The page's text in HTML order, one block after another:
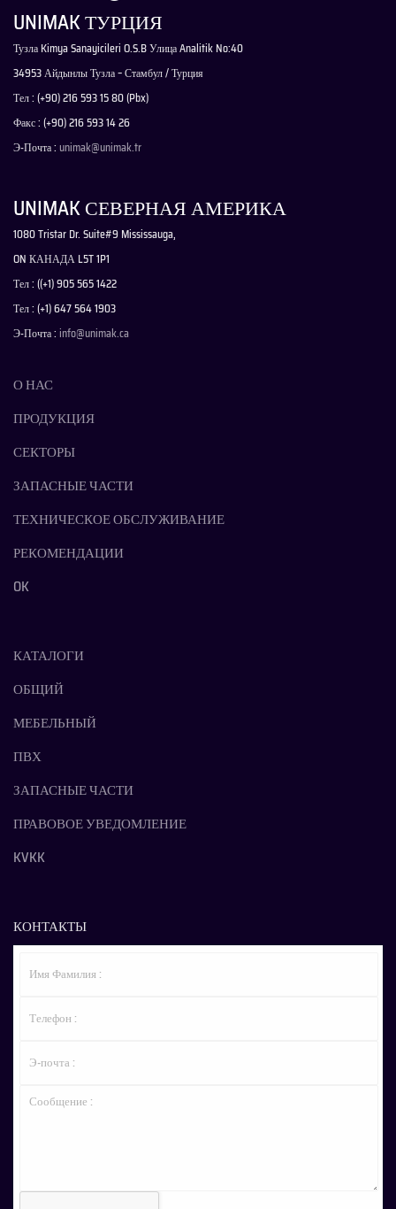
UNIMAK ТУРЦИЯ
Тузла Kimya Sanayicileri O.S.B Улица Analitik No:40
34953 Айдынлы Тузла – Стамбул / Турция
Тел : (+90) 216 593 15 80 (Pbx)
Факс : (+90) 216 593 14 26
Э-Почта : unimak@unimak.tr
UNIMAK СЕВЕРНАЯ АМЕРИКА
1080 Tristar Dr. Suite#9 Mississauga,
ON КАНАДА L5T 1P1
Тел : ((+1) 905 565 1422
Тел : (+1) 647 564 1903
Э-Почта : info@unimak.ca
О НАС
ПРОДУКЦИЯ
СЕКТОРЫ
ЗАПАСНЫЕ ЧАСТИ
ТЕХНИЧЕСКОЕ ОБСЛУЖИВАНИЕ
РЕКОМЕНДАЦИИ
OK
КАТАЛОГИ
ОБЩИЙ
МЕБЕЛЬНЫЙ
ПВХ
ЗАПАСНЫЕ ЧАСТИ
ПРАВОВОЕ УВЕДОМЛЕНИЕ
KVKK
КОНТАКТЫ